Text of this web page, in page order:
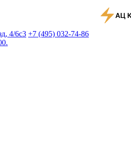
4/6с3 +7 (495) 032-74-86